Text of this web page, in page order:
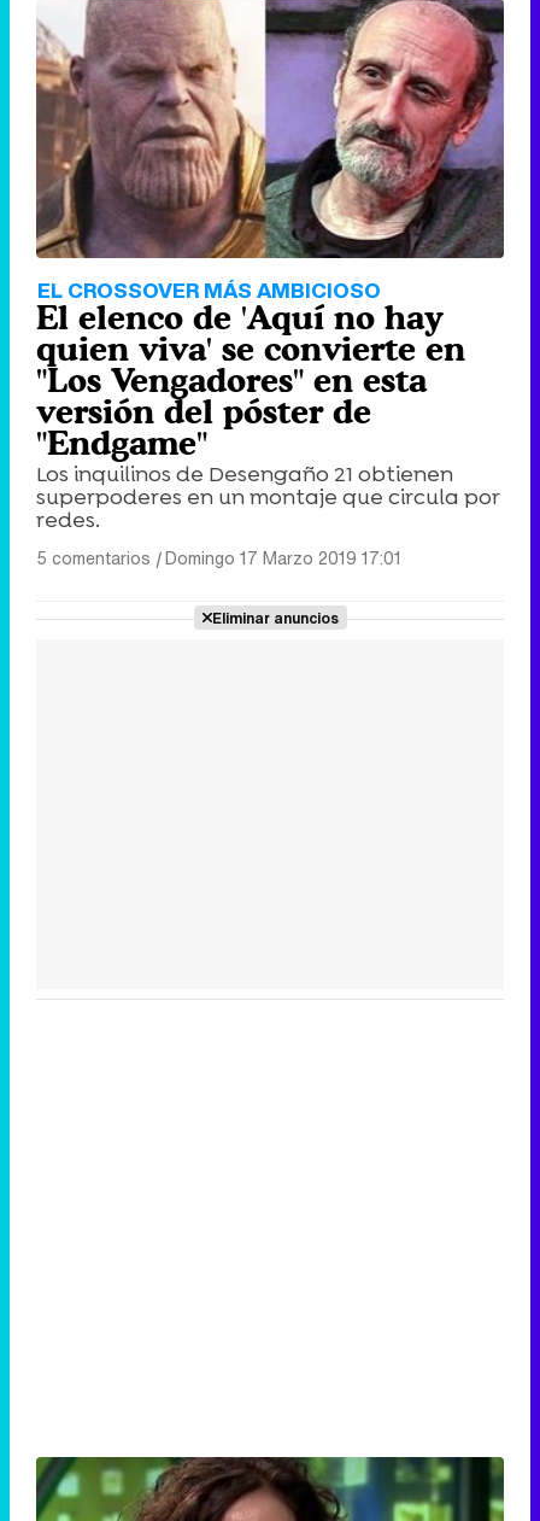
EL CROSSOVER MÁS AMBICIOSO
El elenco de 'Aquí no hay
quien viva' se convierte en
"Los Vengadores" en esta
versión del póster de
"Endgame"
Los inquilinos de Desengaño 21 obtienen
superpoderes en un montaje que circula por
redes.
5 comentarios |Domingo 17 Marzo 2019 17:01
Eliminar anuncios